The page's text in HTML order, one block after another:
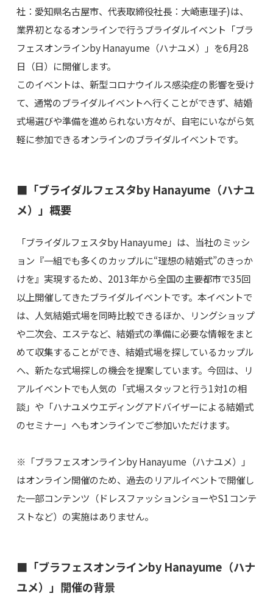
社：愛知県名古屋市、代表取締役社長：大崎恵理子)は、
業界初となるオンラインで行うブライダルイベント「ブラ
フェスオンラインby Hanayume（ハナユメ）」を6月28
日（日）に開催します。
このイベントは、新型コロナウイルス感染症の影響を受け
て、通常のブライダルイベントへ行くことができず、結婚
式場選びや準備を進められない方々が、自宅にいながら気
軽に参加できるオンラインのブライダルイベントです。
■「ブライダルフェスタby Hanayume（ハナユ
メ）」概要
「ブライダルフェスタby Hanayume」は、当社のミッシ
ョン『一組でも多くのカップルに“理想の結婚式”のきっか
けを』実現するため、2013年から全国の主要都市で35回
以上開催してきたブライダルイベントです。本イベントで
は、人気結婚式場を同時比較できるほか、リングショップ
や二次会、エステなど、結婚式の準備に必要な情報をまと
めて収集することができ、結婚式場を探しているカップル
へ、新たな式場探しの機会を提案しています。今回は、リ
アルイベントでも人気の「式場スタッフと行う1対1の相
談」や「ハナユメウエディングアドバイザーによる結婚式
のセミナー」へもオンラインでご参加いただけます。
※「ブラフェスオンラインby Hanayume（ハナユメ）」
はオンライン開催のため、過去のリアルイベントで開催し
た一部コンテンツ（ドレスファッションショーやS1コンテ
ストなど）の実施はありません。
■「ブラフェスオンラインby Hanayume（ハナ
ユメ）」開催の背景